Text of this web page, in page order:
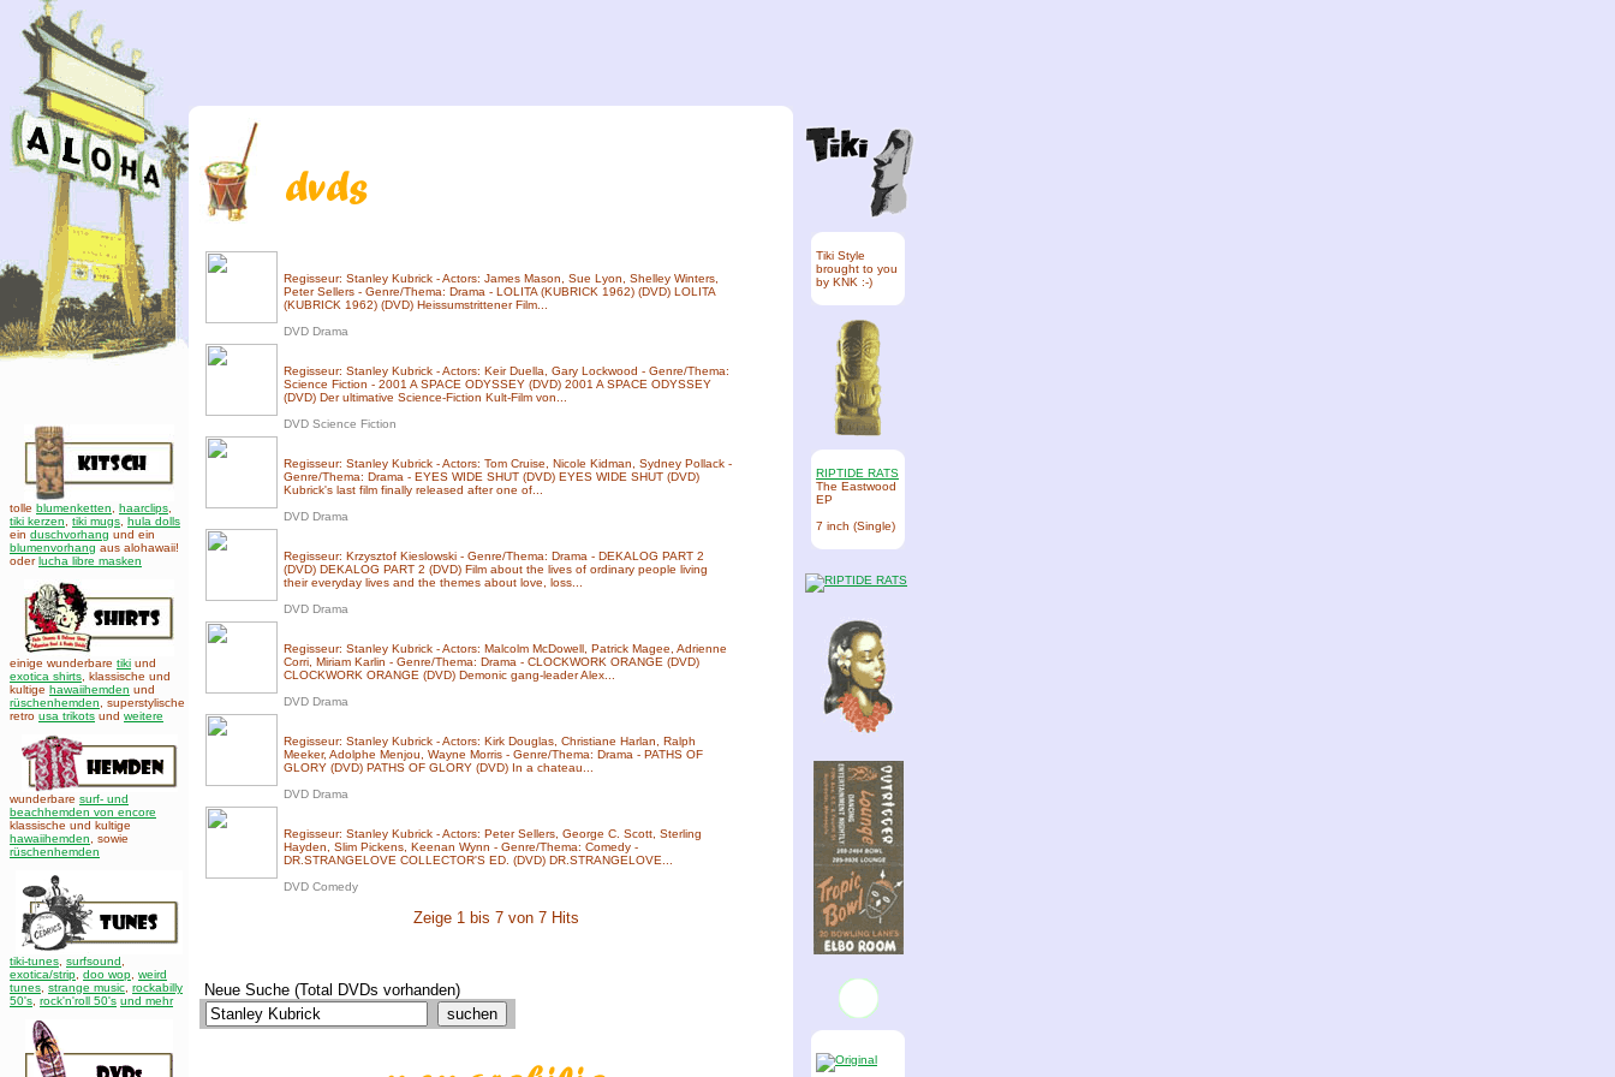
tolle blumenketten haarclips
tiki kerzen
tiki mugs hula dolls
ein duschvorhang und ein
blumenvorhang aus alohawaii!
oderlucha libre masken
einige wunderbare tiki und
exotica shirts , klassische und
kultige hawaiihemden und
rüschenhemden , superstylische
retro usa trikots und weitere
wunderbare surf- und
beachhemden von encore
klassische und kultige
hawaiihemden
sowie
rüschenhemden
tiki-tunes surfsound
exotica/strip doo wop weird
tunes strange music rockabilly
50's rock'n'roll 50's und mehr
Regisseur: Stanley Kubrick - Actors: James Mason, Sue Lyon, Shelley Winters,
Peter Sellers - Genre/Thema: Drama - LOLITA (KUBRICK 1962) (DVD) LOLITA
(KUBRICK 1962) (DVD) Heissumstrittener Film...
DVD Drama
Regisseur: Stanley Kubrick - Actors: Keir Duella, Gary Lockwood - Genre/Thema:
Science Fiction - 2001 A SPACE ODYSSEY (DVD) 2001 A SPACE ODYSSEY
(DVD) Der ultimative Science-Fiction Kult-Film von...
DVD Science Fiction
Regisseur: Stanley Kubrick - Actors: Tom Cruise, Nicole Kidman, Sydney Pollack -
Genre/Thema: Drama - EYES WIDE SHUT (DVD) EYES WIDE SHUT (DVD)
Kubrick's last film finally released after one of...
DVD Drama
Regisseur: Krzysztof Kieslowski - Genre/Thema: Drama - DEKALOG PART 2
(DVD) DEKALOG PART 2 (DVD) Film about the lives of ordinary people living
their everyday lives and the themes about love, loss...
DVD Drama
Regisseur: Stanley Kubrick - Actors: Malcolm McDowell, Patrick Magee, Adrienne
Corri, Miriam Karlin - Genre/Thema: Drama - CLOCKWORK ORANGE (DVD)
CLOCKWORK ORANGE (DVD) Demonic gang-leader Alex...
DVD Drama
Regisseur: Stanley Kubrick - Actors: Kirk Douglas, Christiane Harlan, Ralph
Meeker, Adolphe Menjou, Wayne Morris - Genre/Thema: Drama - PATHS OF
GLORY (DVD) PATHS OF GLORY (DVD) In a chateau...
DVD Drama
Regisseur: Stanley Kubrick - Actors: Peter Sellers, George C. Scott, Sterling
Hayden, Slim Pickens, Keenan Wynn - Genre/Thema: Comedy -
DR.STRANGELOVE COLLECTOR'S ED. (DVD) DR.STRANGELOVE...
DVD Comedy
Zeige 1 bis 7 von 7 Hits
Neue Suche (Total DVDs vorhanden)
Tiki Style
brought to you
by KNK :-)
RIPTIDE RATS
The Eastwood
EP
7 inch (Single)